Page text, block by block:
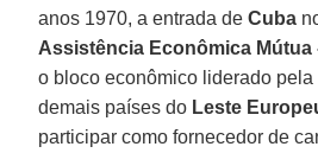
anos 1970, a entrada deCuba
Assistência Econômica Mútua
o bloco econômico liderado pela
demais países do Leste
participar como fornecedor de